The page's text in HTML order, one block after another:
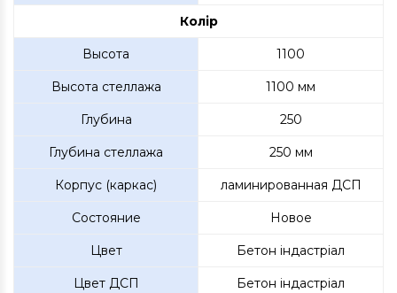
Колір
Высота 1100
Высота стеллажа 1100 мм
Глубина 250
Глубина стеллажа 250 мм
Корпус (каркас) ламинированная ДСП
Состояние Новое
Цвет Бетон індастріал
Цвет ДСП Бетон індастріал